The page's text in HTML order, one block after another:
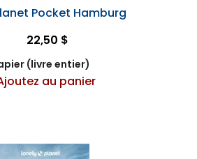
Pocket Hamburg
22,50 $
(livre entier)
au panier